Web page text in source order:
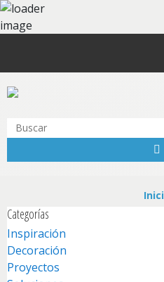
Productos
Colores
Puntos de Venta
Categorías
Inspiración
Decoración
Proyectos